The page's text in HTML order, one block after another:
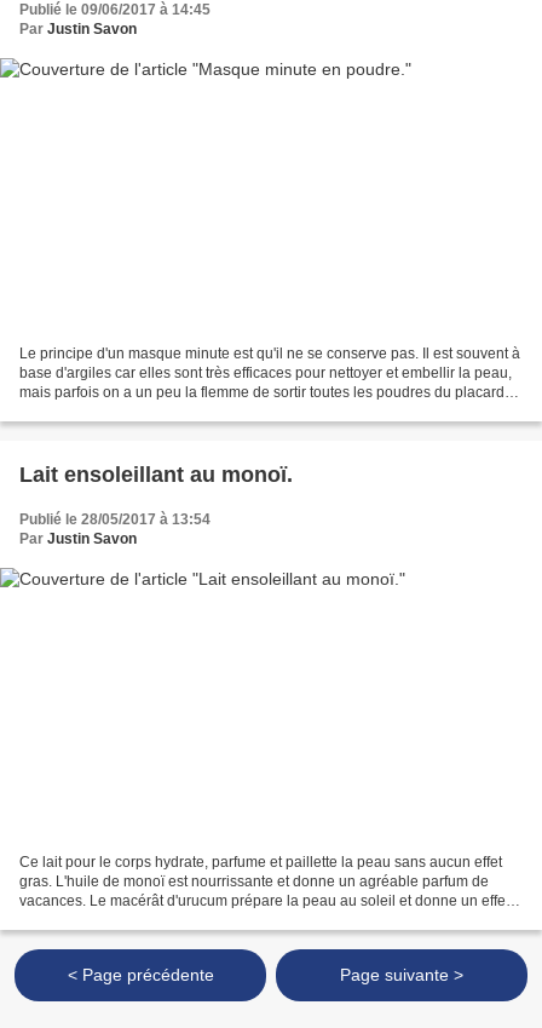
Publié le 09/06/2017 à 14:45
Par Justin Savon
Le principe d'un masque minute est qu'il ne se conserve pas. Il est souvent à
base d'argiles car elles sont très efficaces pour nettoyer et embellir la peau,
mais parfois on a un peu la flemme de sortir toutes les poudres du placard
Lait ensoleillant au monoï.
Publié le 28/05/2017 à 13:54
Par Justin Savon
Ce lait pour le corps hydrate, parfume et paillette la peau sans aucun effet
gras. L'huile de monoï est nourrissante et donne un agréable parfum de
vacances. Le macérât d'urucum prépare la peau au soleil et donne un effet
< Page précédente Page suivante >